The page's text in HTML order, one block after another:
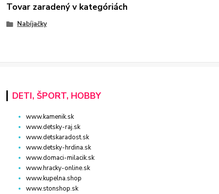
Tovar zaradený v kategóriách
Nabíjačky
DETI, ŠPORT, HOBBY
www.kamenik.sk
www.detsky-raj.sk
www.detskaradost.sk
www.detsky-hrdina.sk
www.domaci-milacik.sk
www.hracky-online.sk
www.kupelna.shop
www.stonshop.sk